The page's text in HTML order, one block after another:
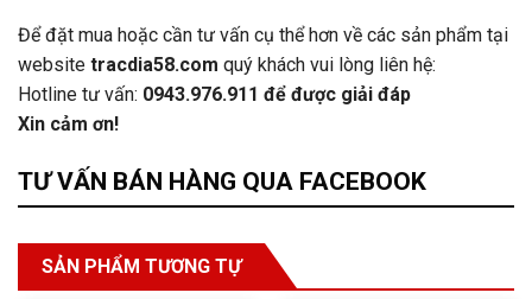
Để đặt mua hoặc cần tư vấn cụ thể hơn về các sản phẩm tại
website tracdia58.com quý khách vui lòng liên hệ:
Hotline tư vấn: 0943.976.911 để được giải đáp
Xin cảm ơn!
TƯ VẤN BÁN HÀNG QUA FACEBOOK
SẢN PHẨM TƯƠNG TỰ